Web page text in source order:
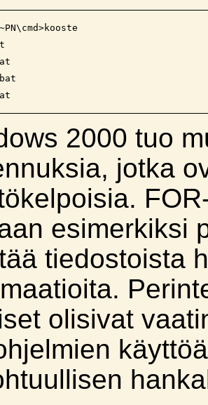
2000 tuo
jotka
esimerkiksi
tiedostoista
olisivat
käyttöä